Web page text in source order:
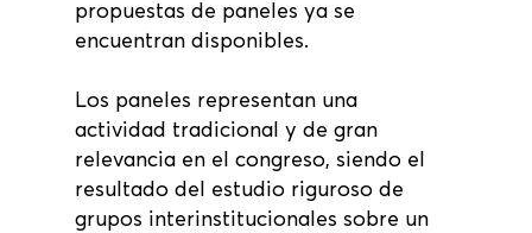
propuestas de paneles ya se
encuentran disponibles.
Los paneles representan una
actividad tradicional y de gran
relevancia en el congreso, siendo el
resultado del estudio riguroso de
grupos interinstitucionales sobre un